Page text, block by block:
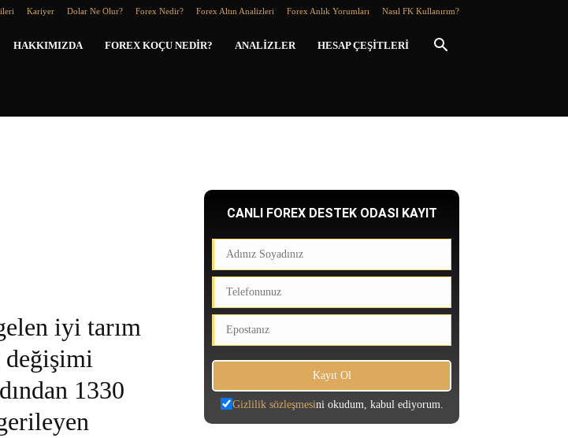
Kariyer Dolar Ne Olur? Forex Nedir? Forex Altın Analizleri Forex Anlık Yorumları Nasıl FK Kullanırım?
HAKKIMIZDA FOREX KOÇU NEDIR? ANALIZLER HESAP ÇEŞITLERI
iyi tarım
değişimi
1330
CANLI FOREX DESTEK ODASI KAYIT
Gizlilik sözleşmesini okudum, kabul ediyorum.